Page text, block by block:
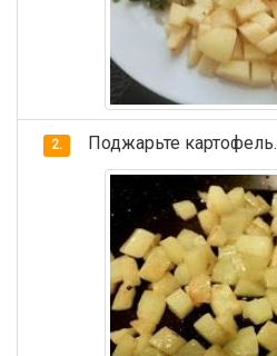
2. Поджарьте картофель.